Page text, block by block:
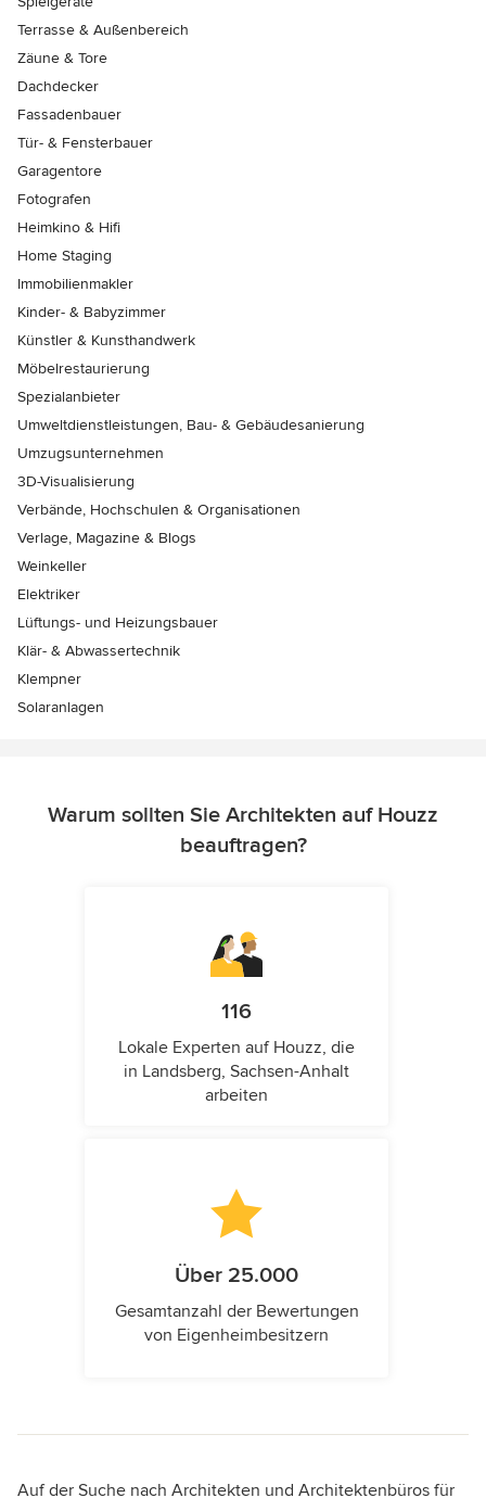
Terrasse & Außenbereich
Zäune & Tore
Dachdecker
Fassadenbauer
Tür- & Fensterbauer
Garagentore
Fotografen
Heimkino & Hifi
Home Staging
Immobilienmakler
Kinder- & Babyzimmer
Künstler & Kunsthandwerk
Möbelrestaurierung
Spezialanbieter
Umweltdienstleistungen, Bau- & Gebäudesanierung
Umzugsunternehmen
3D-Visualisierung
Verbände, Hochschulen & Organisationen
Verlage, Magazine & Blogs
Weinkeller
Elektriker
Lüftungs- und Heizungsbauer
Klär- & Abwassertechnik
Klempner
Solaranlagen
Warum sollten Sie Architekten auf Houzz
beauftragen?
116
Lokale Experten auf Houzz, die
in Landsberg, Sachsen-Anhalt
arbeiten
Über 25.000
Gesamtanzahl der Bewertungen
von Eigenheimbesitzern
Auf der Suche nach Architekten und Architektenbüros für